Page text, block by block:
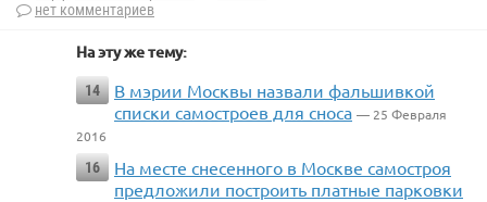
нет комментариев
На эту же тему:
14
В мэрии Москвы назвали фальшивкой
списки самостроев для сноса — 25 Февраля
2016
16
На месте снесенного в Москве самостроя
предложили построить платные парковки